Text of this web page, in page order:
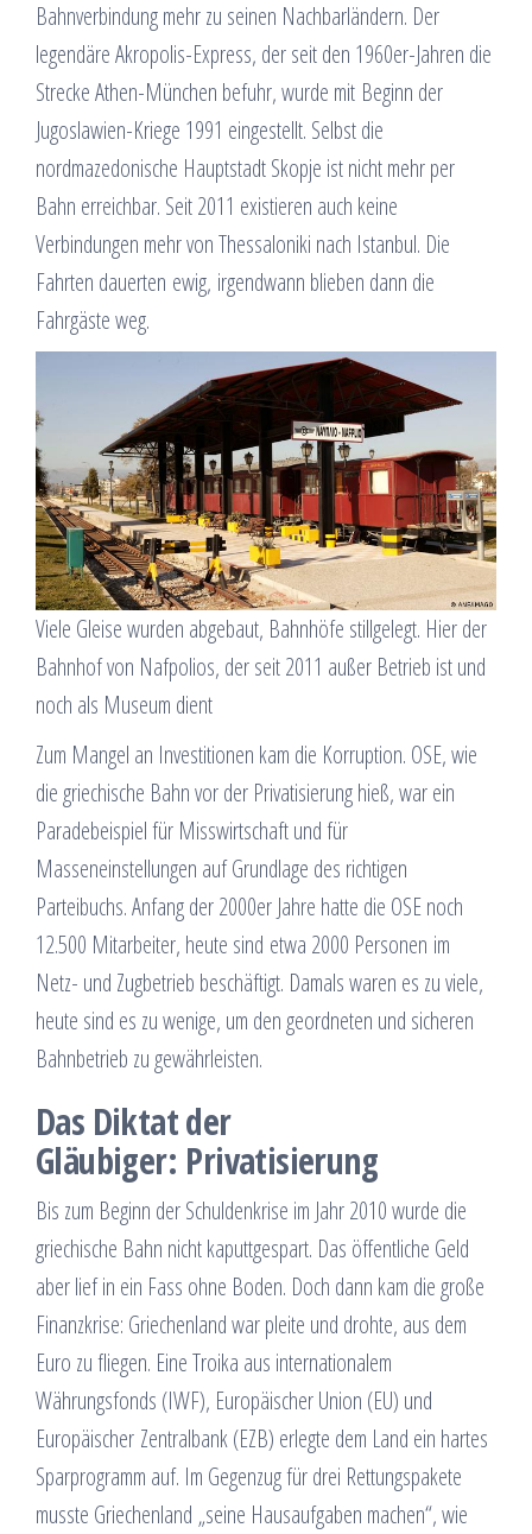
Bahnverbindung mehr zu seinen Nachbarländern. Der
legendäre Akropolis-Express, der seit den 1960er-Jahren die
Strecke Athen-München befuhr, wurde mit Beginn der
Jugoslawien-Kriege 1991 eingestellt. Selbst die
nordmazedonische Hauptstadt Skopje ist nicht mehr per
Bahn erreichbar. Seit 2011 existieren auch keine
Verbindungen mehr von Thessaloniki nach Istanbul. Die
Fahrten dauerten ewig, irgendwann blieben dann die
Fahrgäste weg.
Viele Gleise wurden abgebaut, Bahnhöfe stillgelegt. Hier der
Bahnhof von Nafpolios, der seit 2011 außer Betrieb ist und
noch als Museum dient
Zum Mangel an Investitionen kam die Korruption. OSE, wie
die griechische Bahn vor der Privatisierung hieß, war ein
Paradebeispiel für Misswirtschaft und für
Masseneinstellungen auf Grundlage des richtigen
Parteibuchs. Anfang der 2000er Jahre hatte die OSE noch
12.500 Mitarbeiter, heute sind etwa 2000 Personen im
Netz- und Zugbetrieb beschäftigt. Damals waren es zu viele,
heute sind es zu wenige, um den geordneten und sicheren
Bahnbetrieb zu gewährleisten.
Das Diktat der
Gläubiger: Privatisierung
Bis zum Beginn der Schuldenkrise im Jahr 2010 wurde die
griechische Bahn nicht kaputtgespart. Das öffentliche Geld
aber lief in ein Fass ohne Boden. Doch dann kam die große
Finanzkrise: Griechenland war pleite und drohte, aus dem
Euro zu fliegen. Eine Troika aus internationalem
Währungsfonds (IWF), Europäischer Union (EU) und
Europäischer Zentralbank (EZB) erlegte dem Land ein hartes
Sparprogramm auf. Im Gegenzug für drei Rettungspakete
musste Griechenland „seine Hausaufgaben machen“, wie